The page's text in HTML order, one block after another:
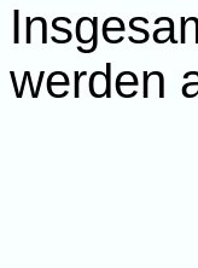
werden